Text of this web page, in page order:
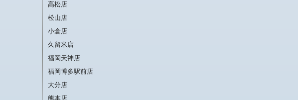
高松店
松山店
小倉店
久留米店
福岡天神店
福岡博多駅前店
大分店
熊本店